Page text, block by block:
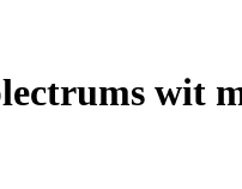
wit